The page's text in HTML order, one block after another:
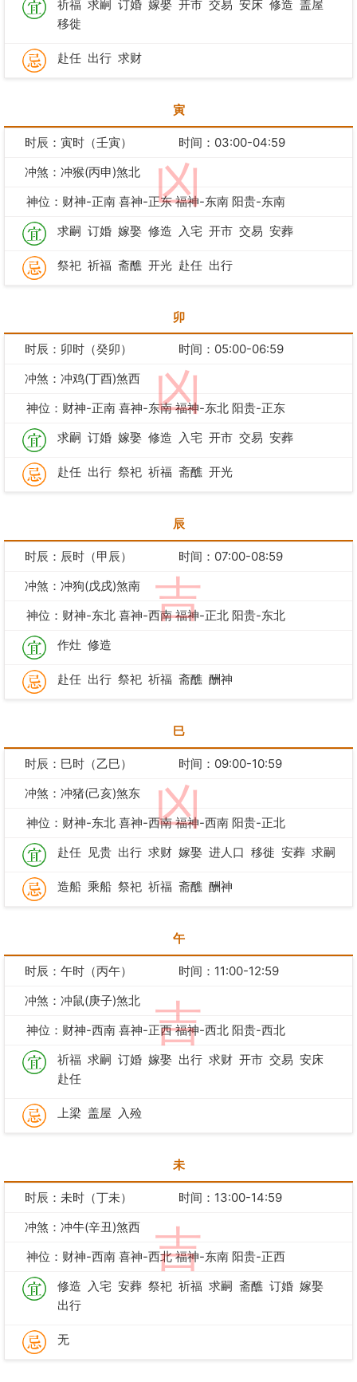
祈福 求嗣 订婚 嫁娶 开市 交易 安床 修造 盖屋
移徙
赴任 出行 求财
寅
凶
时辰：寅时（壬寅）
时间：03:00-04:59
冲煞：冲猴(丙申)煞北
神位：财神-正南 喜神-正东 福神-东南 阳贵-东南
求嗣 订婚 嫁娶 修造 入宅 开市 交易 安葬
祭祀 祈福 斋醮 开光 赴任 出行
卯
凶
时辰：卯时（癸卯）
时间：05:00-06:59
冲煞：冲鸡(丁酉)煞西
神位：财神-正南 喜神-东南 福神-东北 阳贵-正东
求嗣 订婚 嫁娶 修造 入宅 开市 交易 安葬
赴任 出行 祭祀 祈福 斋醮 开光
辰
吉
时辰：辰时（甲辰）
时间：07:00-08:59
冲煞：冲狗(戊戌)煞南
神位：财神-东北 喜神-西南 福神-正北 阳贵-东北
作灶 修造
赴任 出行 祭祀 祈福 斋醮 酬神
巳
凶
时辰：巳时（乙巳）
时间：09:00-10:59
冲煞：冲猪(己亥)煞东
神位：财神-东北 喜神-西南 福神-西南 阳贵-正北
赴任 见贵 出行 求财 嫁娶 进人口 移徙 安葬 求嗣
造船 乘船 祭祀 祈福 斋醮 酬神
午
吉
时辰：午时（丙午）
时间：11:00-12:59
冲煞：冲鼠(庚子)煞北
神位：财神-西南 喜神-正西 福神-西北 阳贵-西北
祈福 求嗣 订婚 嫁娶 出行 求财 开市 交易 安床
赴任
上梁 盖屋 入殓
未
吉
时辰：未时（丁未）
时间：13:00-14:59
冲煞：冲牛(辛丑)煞西
神位：财神-西南 喜神-西北 福神-东南 阳贵-正西
修造
入宅 安葬 祭祀 祈福 求嗣 斋醮 订婚 嫁娶
出行
无